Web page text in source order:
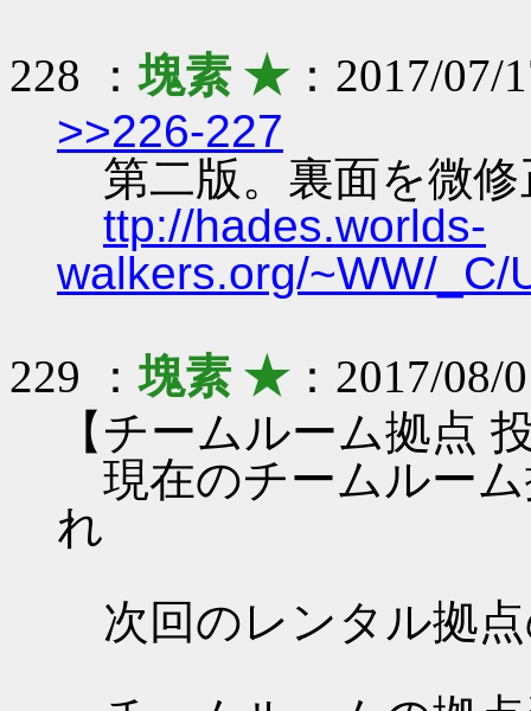
228 ：塊素 ★：2017/07/
>>226-227
第二版。裏面を微修
ttp://hades.worlds-
walkers.org/~WW/_C/
229 ：塊素 ★：2017/08/
【チームルーム拠点
現在のチームルー
れ
次回のレンタル拠